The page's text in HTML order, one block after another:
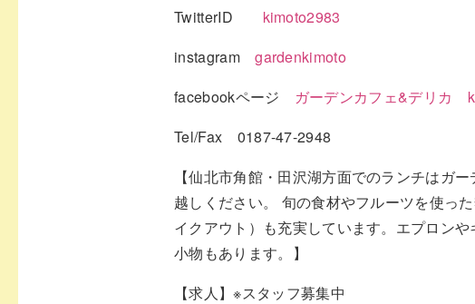
TwitterID kimoto2983
instagramgardenkimoto
facebookページ ガーデンカフェ&デリカ
Tel/Fax 0187-47-2948
【仙北市角館・田沢湖方面でのランチはガ
越しください。 旬の食材やフルーツを使っ
イクアウト）も充実しています。エプロン
小物もあります。】
【求人】※スタッフ募集中